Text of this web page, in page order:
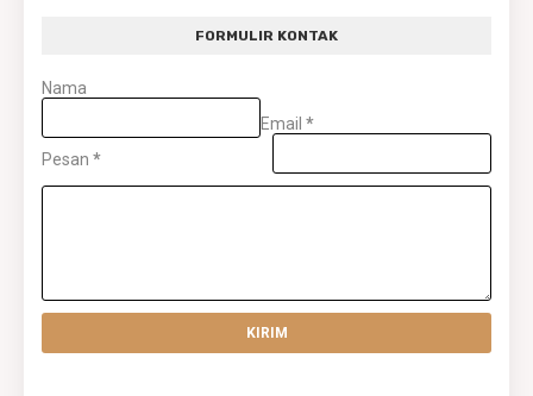
FORMULIR KONTAK
Nama
Email *
Pesan *